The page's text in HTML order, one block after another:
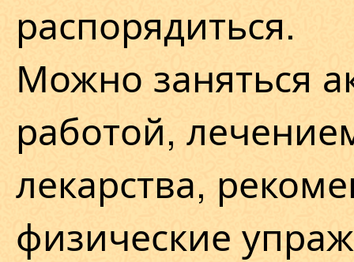
распорядиться.
Можно заняться
работой,
лекарства,
физические